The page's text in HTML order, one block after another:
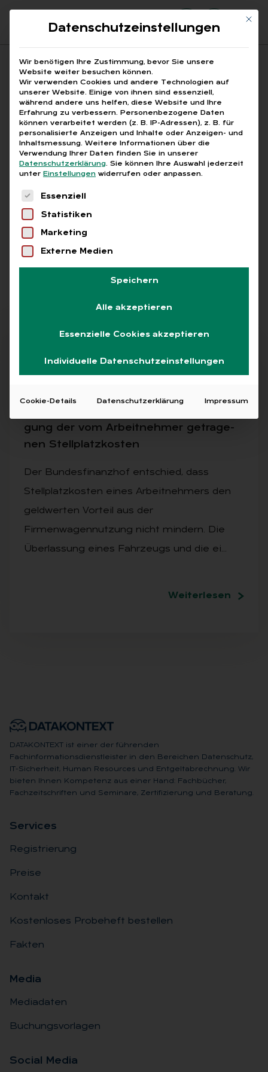
Suchfeld
Suchen
Breadcrumb-Navigation
STARTSEITE BFH STELLPLATZKOSTEN ARBEITNEHMER
Alle Bei­trä­ge mit dem
Schlag­wort „BFH Stell­
platz­kos­ten Ar­beit­neh­
mer“
gung der vom Ar­beit­neh­mer ge­tra­ge­
nen Stell­platz­kos­ten
Der Bundesfinanzhof entschied, dass
Stellplatzkosten eines Arbeitnehmers den
geldwerten Vorteil aus der
Firmenwagennutzung nicht mindern. Die
Überlassung eines Fahrzeugs und die ei…
Weiterlesen
DATAKONTEXT ist einer der führenden
Fachinformationsdienstleister in den Bereichen Datenschutz,
IT-Sicherheit, Human Resources und Entgeltabrechnung. Wir
bieten Ihnen Kompetenz aus einer Hand: Fachbücher,
Fachzeitschriften und Seminare, Zertifizierung und Beratung.
Ser­vices
Registrierung
Preise
Kontakt
Kostenloses Probeheft bestellen
Fakten
Me­dia
Mediadaten
Buchungsvorlagen
So­ci­al Me­dia
Mit
Datenschutzeinstellungen
Wir benötigen Ihre Zustimmung, bevor Sie unsere
Website weiter besuchen können.
Wir verwenden Cookies und andere Technologien auf
unserer Website. Einige von ihnen sind essenziell,
während andere uns helfen, diese Website und Ihre
Erfahrung zu verbessern. Personenbezogene Daten
können verarbeitet werden (z. B. IP-Adressen), z. B. für
personalisierte Anzeigen und Inhalte oder Anzeigen- und
Inhaltsmessung. Weitere Informationen über die
Verwendung Ihrer Daten finden Sie in unserer
Datenschutzerklärung. Sie können Ihre Auswahl jederzeit
unter Einstellungen widerrufen oder anpassen.
Es folgt eine Liste der Service-Gruppen, für
Essenziell
Statistiken
Marketing
Externe Medien
Speichern
Alle akzeptieren
Essenzielle Cookies akzeptieren
Individuelle Datenschutzeinstellungen
Cookie-Details Datenschutzerklärung Impressum